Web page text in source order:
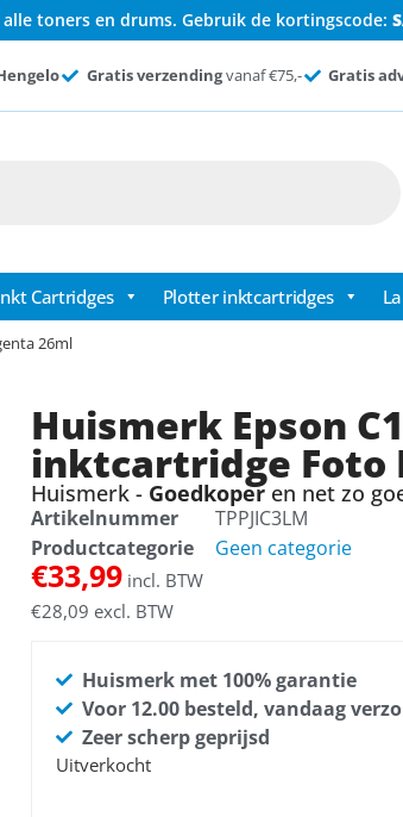
toners en drums. Gebruik de kortingscode:
Gratis verzendingvanaf €75,- Gratis
Cartridges Plotter inktcartridges
26ml
Huismerk Epson
inktcartridge Foto
Huismerk - Goedkoperen net zo
Artikelnummer
TPPJIC3LM
Productcategorie
Geen categorie
€33,99incl. BTW
€28,09 excl. BTW
Huismerk met 100% garantie
Voor 12.00 besteld, vandaag
Zeer scherp geprijsd
Uitverkocht